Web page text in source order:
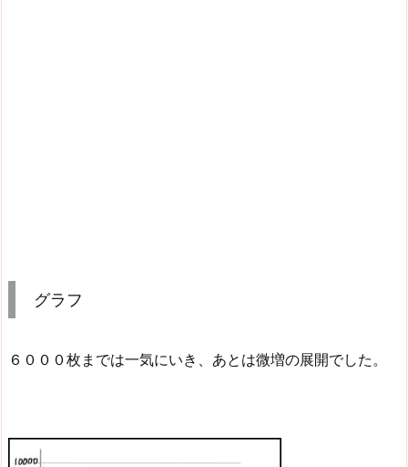
グラフ
６０００枚までは一気にいき、あとは微増の展開でした。